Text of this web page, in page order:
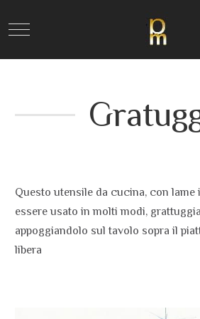
Mobile Menu Toggle
Questo utensile da cucina, con lame
essere usato in molti modi,
appoggiandolo sul tavolo sopra il
libera